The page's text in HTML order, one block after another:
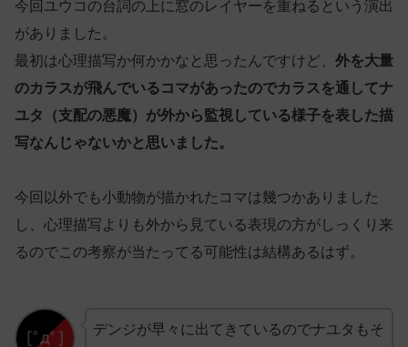
今回ユウコの台詞の上に窓のレイヤーを重ねるという演出
がありました。
最初は心理描写か何かかなと思ったんですけど、 外を大量
のカラスが飛んでいるコマがあったのでカラスを通してナ
ユタ（支配の悪魔）が外から監視している様子を表した描
写なんじゃないかと思いました。
今回以外でも小動物が描かれたコマは幾つかありました
し、心理描写よりも外から見ている表現の方がしっくり来
るのでこの考察が当たってる可能性は結構あるはず。
デンジが早々に出てきているのでナユタもそ